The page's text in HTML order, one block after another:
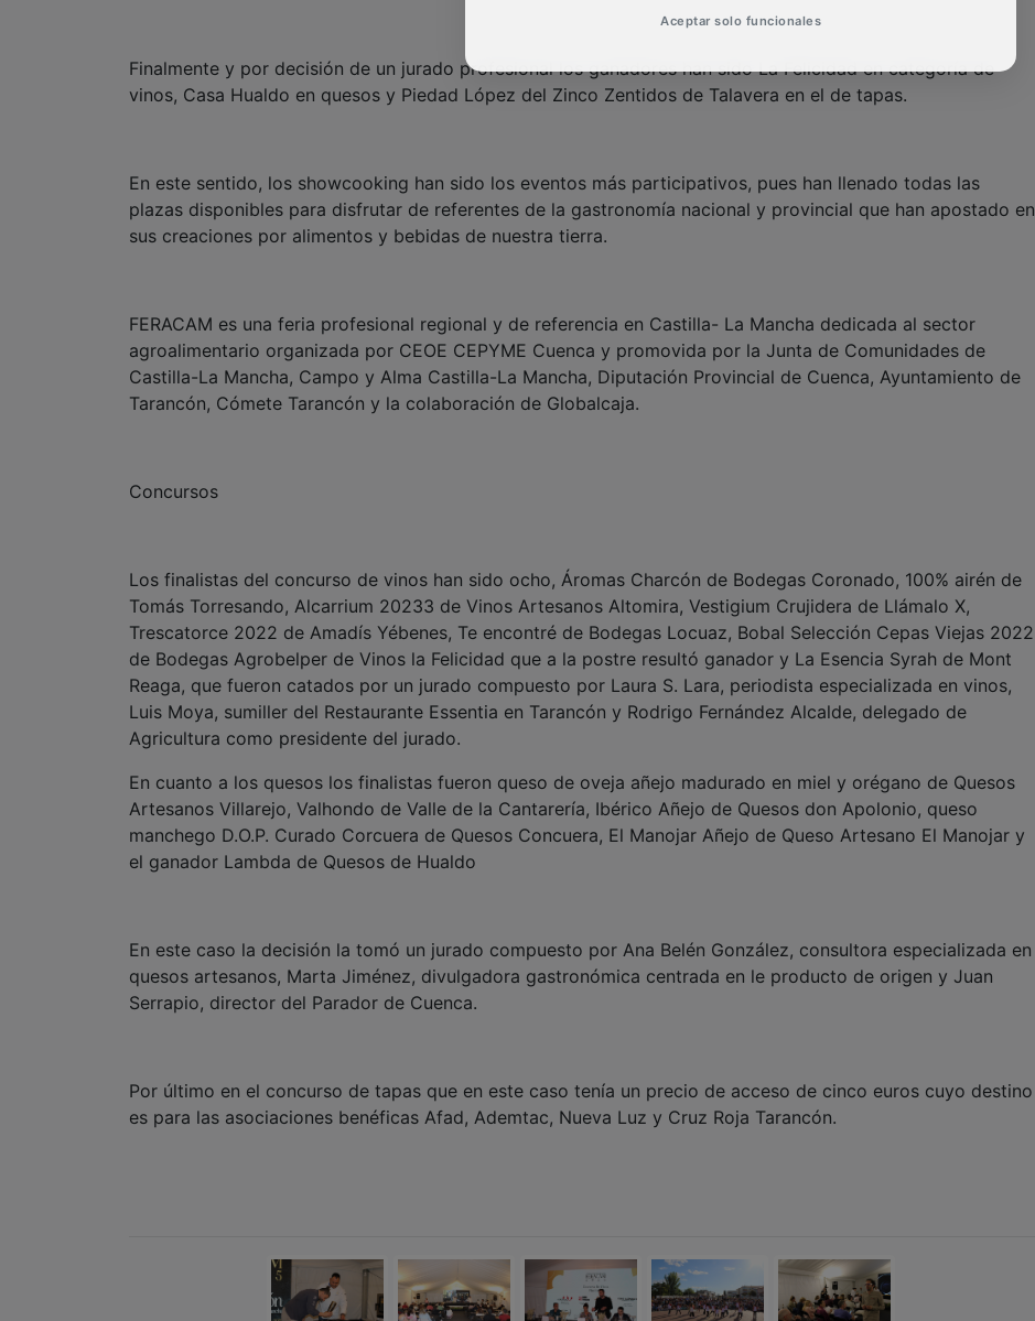
Finalmente y por decisión de un jurado profesional los ganadores han sido La Felicidad en categoría de
vinos, Casa Hualdo en quesos y Piedad López del Zinco Zentidos de Talavera en el de tapas.
En este sentido, los showcooking han sido los eventos más participativos, pues han llenado todas las
plazas disponibles para disfrutar de referentes de la gastronomía nacional y provincial que han apostado en
sus creaciones por alimentos y bebidas de nuestra tierra.
FERACAM es una feria profesional regional y de referencia en Castilla- La Mancha dedicada al sector
agroalimentario organizada por CEOE CEPYME Cuenca y promovida por la Junta de Comunidades de
Castilla-La Mancha, Campo y Alma Castilla-La Mancha, Diputación Provincial de Cuenca, Ayuntamiento de
Tarancón, Cómete Tarancón y la colaboración de Globalcaja.
Concursos
Los finalistas del concurso de vinos han sido ocho, Áromas Charcón de Bodegas Coronado, 100% airén de
Tomás Torresando, Alcarrium 20233 de Vinos Artesanos Altomira, Vestigium Crujidera de Llámalo X,
Trescatorce 2022 de Amadís Yébenes, Te encontré de Bodegas Locuaz, Bobal Selección Cepas Viejas 2022
de Bodegas Agrobelper de Vinos la Felicidad que a la postre resultó ganador y La Esencia Syrah de Mont
Reaga, que fueron catados por un jurado compuesto por Laura S. Lara, periodista especializada en vinos,
Luis Moya, sumiller del Restaurante Essentia en Tarancón y Rodrigo Fernández Alcalde, delegado de
Agricultura como presidente del jurado.
En cuanto a los quesos los finalistas fueron queso de oveja añejo madurado en miel y orégano de Quesos
Artesanos Villarejo, Valhondo de Valle de la Cantarería, Ibérico Añejo de Quesos don Apolonio, queso
manchego D.O.P. Curado Corcuera de Quesos Concuera, El Manojar Añejo de Queso Artesano El Manojar y
el ganador Lambda de Quesos de Hualdo
En este caso la decisión la tomó un jurado compuesto por Ana Belén González, consultora especializada en
quesos artesanos, Marta Jiménez, divulgadora gastronómica centrada en le producto de origen y Juan
Serrapio, director del Parador de Cuenca.
Por último en el concurso de tapas que en este caso tenía un precio de acceso de cinco euros cuyo destino
es para las asociaciones benéficas Afad, Ademtac, Nueva Luz y Cruz Roja Tarancón.
Aceptar solo funcionales